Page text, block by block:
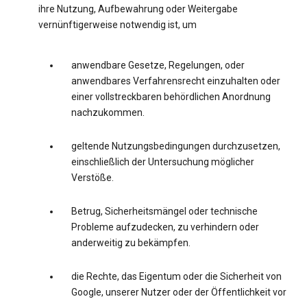
ihre Nutzung, Aufbewahrung oder Weitergabe
vernünftigerweise notwendig ist, um
anwendbare Gesetze, Regelungen, oder
anwendbares Verfahrensrecht einzuhalten oder
einer vollstreckbaren behördlichen Anordnung
nachzukommen.
geltende Nutzungsbedingungen durchzusetzen,
einschließlich der Untersuchung möglicher
Verstöße.
Betrug, Sicherheitsmängel oder technische
Probleme aufzudecken, zu verhindern oder
anderweitig zu bekämpfen.
die Rechte, das Eigentum oder die Sicherheit von
Google, unserer Nutzer oder der Öffentlichkeit vor